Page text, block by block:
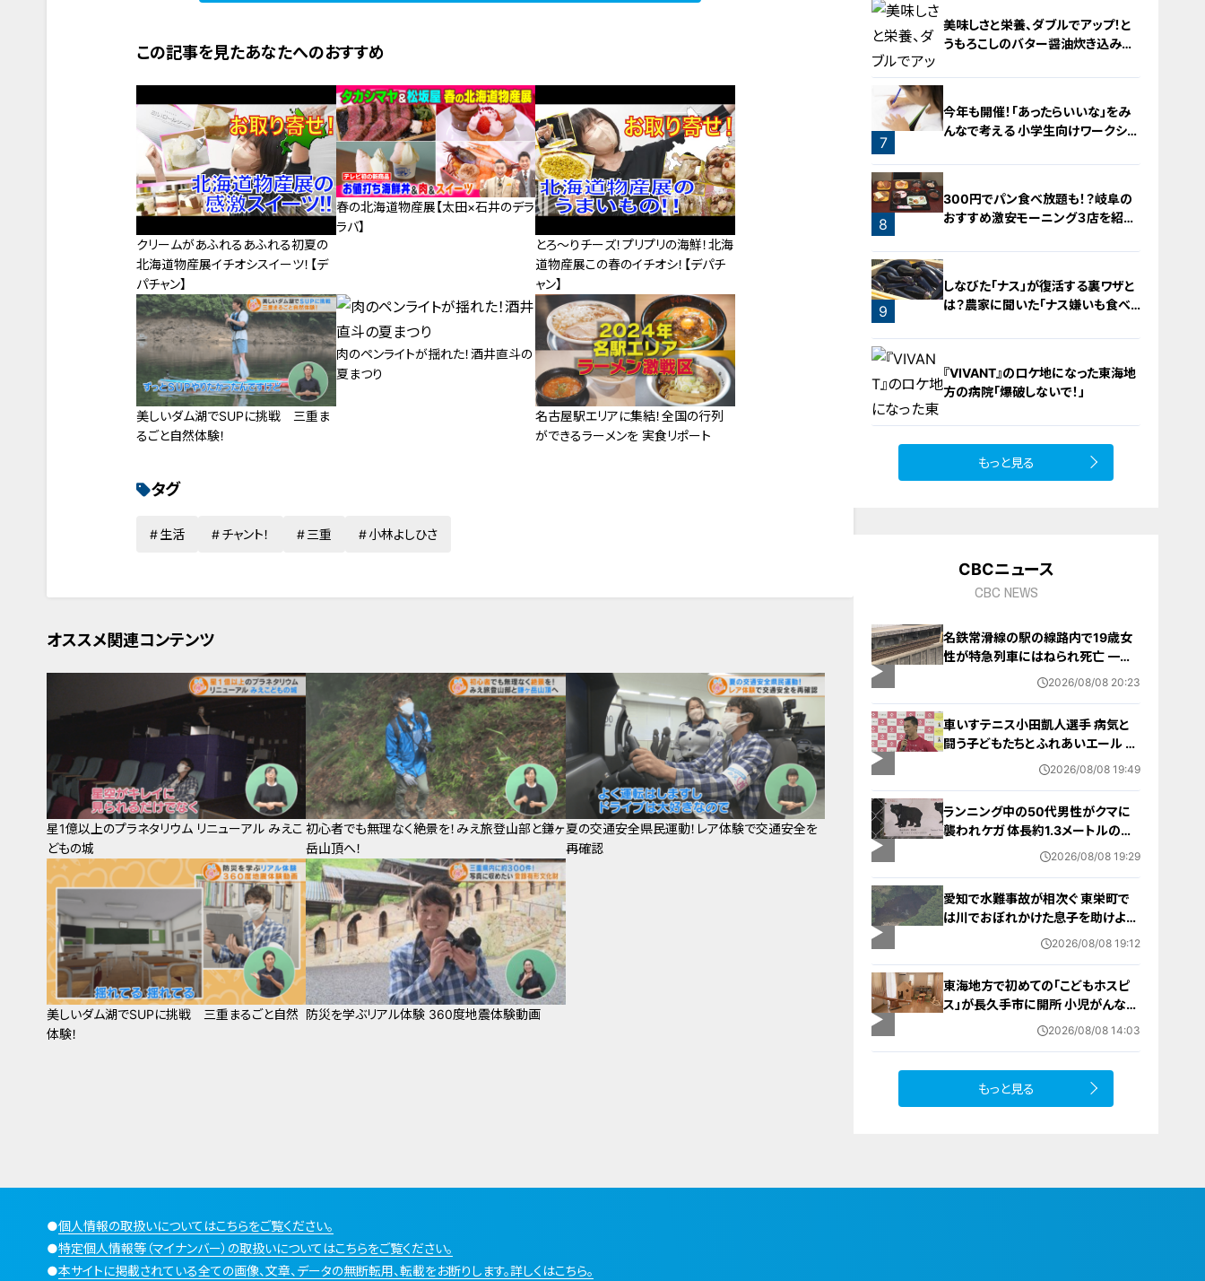
この記事を見たあなたへのおすすめ
クリームがあふれるあふれる初夏の
北海道物産展イチオシスイーツ！【デ
パチャン】
春の北海道物産展【太田×石井のデラ
ラバ】
とろ～りチーズ！プリプリの海鮮！北海
道物産展この春のイチオシ！【デパチ
ャン】
美しいダム湖でSUPに挑戦 三重ま
るごと自然体験！
肉のペンライトが揺れた！酒井直斗の
夏まつり
名古屋駅エリアに集結！全国の行列
ができるラーメンを 実食リポート
タグ
生活 チャント！ 三重 小林よしひさ
オススメ関連コンテンツ
星1億以上のプラネタリウム リニューアル みえこ
どもの城
初心者でも無理なく絶景を！みえ旅登山部と鎌ヶ
岳山頂へ！
夏の交通安全県民運動！レア体験で交通安全を
再確認
美しいダム湖でSUPに挑戦 三重まるごと自然
体験！
防災を学ぶリアル体験 360度地震体験動画
5
6
美味しさと栄養、ダブルでアップ！と
うもろこしのバター醤油炊き込みご
7
今年も開催！「あったらいいな」をみ
んなで考える 小学生向けワークショ
8
300円でパン食べ放題も！？岐阜の
おすすめ激安モーニング３店を紹
9
しなびた「ナス」が復活する裏ワザと
は？農家に聞いた「ナス嫌いも食べ
『VIVANT』のロケ地になった東海地
方の病院「爆破しないで！」
もっと見る
CBCニュース
CBC NEWS
名鉄常滑線の駅の線路内で19歳女
性が特急列車にはねられ死亡 一部
区間で一時運転見合わせに お盆休
2026/08/08 20:23
車いすテニス小田凱人選手 病気と
闘う子どもたちとふれあいエール ス
ポーツの楽しさ伝える 名古屋・緑区
2026/08/08 19:49
ランニング中の50代男性がクマに
襲われケガ 体長約1.3メートルのツ
キノワグマに腕や足をかまれる 「つ
岐阜・高山市
2026/08/08 19:29
愛知で水難事故が相次ぐ 東栄町で
は川でおぼれかけた息子を助けよう
とし父親が心肺停止の状態で搬送
2026/08/08 19:12
東海地方で初めての「こどもホスピ
ス」が長久手市に開所 小児がんなど
重い病気の子どもと家族を支える施
2026/08/08 14:03
もっと見る
●個人情報の取扱いについてはこちらをご覧ください。
●特定個人情報等（マイナンバー）の取扱いについてはこちらをご覧ください。
●本サイトに掲載されている全ての画像、文章、データの無断転用、転載をお断りします。詳しくはこちら。